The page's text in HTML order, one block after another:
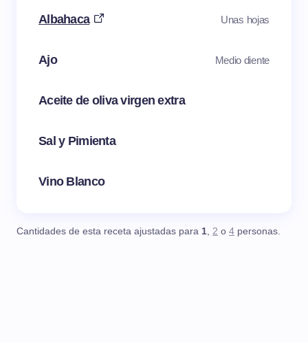
Albahaca Unas hojas
Ajo Medio diente
Aceite de oliva virgen extra
Sal y Pimienta
Vino Blanco
Cantidades de esta receta ajustadas para 1, 2 o 4 personas.